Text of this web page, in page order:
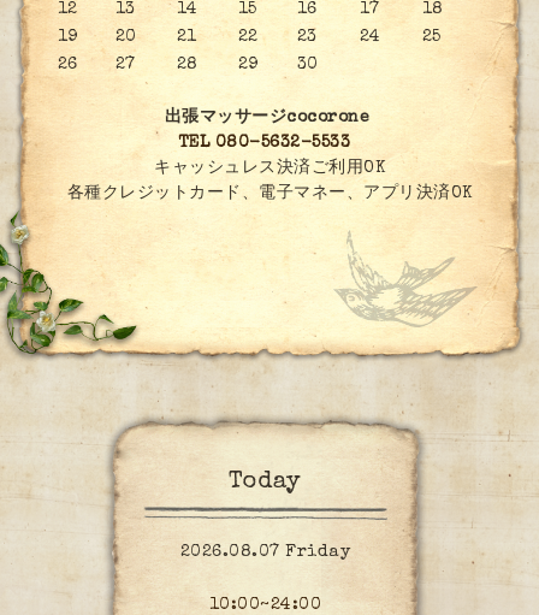
12
13 14 15 16 17
18
19
20 21 22 23 24
25
26
27 28 29 30
出張マッサージcocorone
TEL 080-5632-5533
キャッシュレス決済ご利用OK
各種クレジットカード、電子マネー、アプリ決済OK
Today
2026.08.07 Friday
10:00~24:00